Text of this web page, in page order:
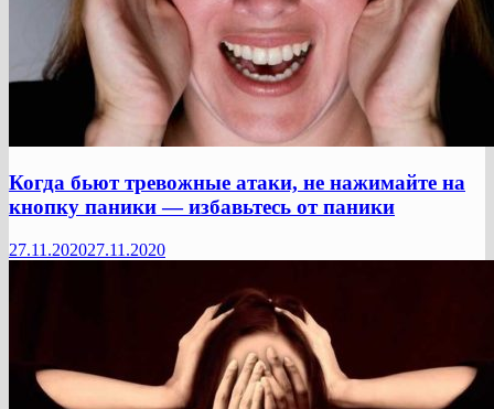
Когда бьют тревожные атаки, не нажимайте на
кнопку паники — избавьтесь от паники
27.11.202027.11.2020